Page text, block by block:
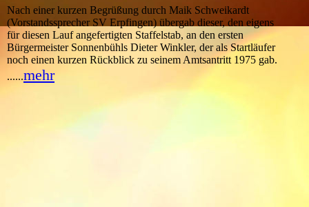
Nach einer kurzen Begrüßung durch Maik Schweikardt
(Vorstandssprecher SV Erpfingen) übergab dieser, den eigens
für diesen Lauf angefertigten Staffelstab, an den ersten
Bürgermeister Sonnenbühls Dieter Winkler, der als Startläufer
noch einen kurzen Rückblick zu seinem Amtsantritt 1975 gab.
......mehr